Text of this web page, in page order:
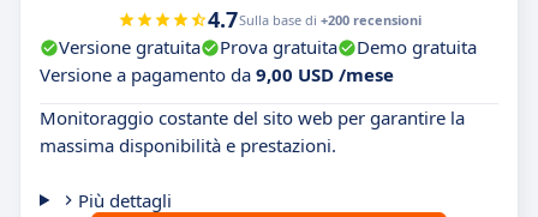
4.7Sulla base di +200 recensioni
Versione gratuita Prova gratuita
Demo gratuita
Versione a pagamento da 9,00 USD /mese
Monitoraggio costante del sito web per garantire la
massima disponibilità e prestazioni.
Più dettagli